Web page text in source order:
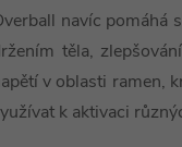
navíc pomáhá
těla,
v oblasti ramen,
k aktivaci